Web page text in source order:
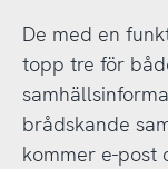
De med en
topp tre för
brådskande
kommer e-post